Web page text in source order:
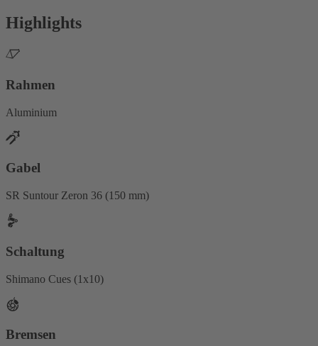
Highlights
Rahmen
Aluminium
Gabel
SR Suntour Zeron 36 (150 mm)
Schaltung
Shimano Cues (1x10)
Bremsen